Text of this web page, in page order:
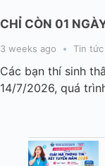
CHỈ CÒN 01
3 weeks ago Tin tức
Các bạn thí sinh
14/7/2026, quá